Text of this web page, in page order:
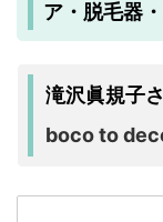
ア・脱毛器
滝沢眞規子
boco to